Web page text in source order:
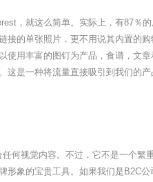
，就这么简单。实际上，有87％
接的单张照片，更不用说其内置的购
使用丰富的图钉为产品，食谱，文
是一种将流量直接吸引到我们的产
何视觉内容。不过，它不是一个繁
形象的宝贵工具。如果我们是B2C公